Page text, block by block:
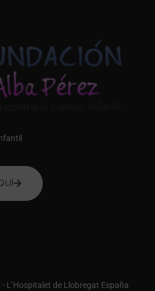
L’Hospitalet de Llobregat España